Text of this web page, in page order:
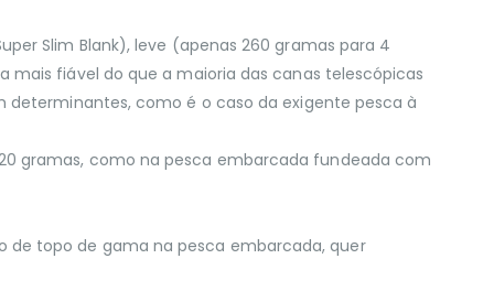
Slim Blank), leve (apenas 260 gramas para 4
fiável do que a maioria das canas telescópicas
determinantes, como é o caso da exigente pesca à
gramas, como na pesca embarcada fundeada com
topo de gama na pesca embarcada, quer